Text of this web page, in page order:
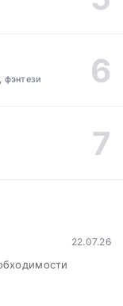
22.07.26